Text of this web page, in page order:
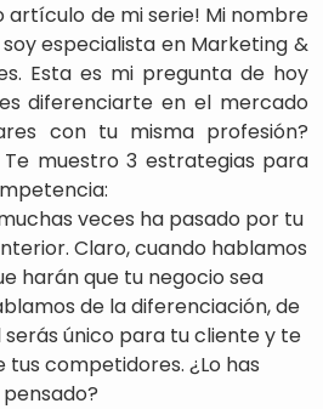
artículo de mi serie! Mi nombre
especialista en Marketing &
Esta es mi pregunta de hoy
diferenciarte en el mercado
con tu misma profesión?
muestro 3 estrategias para
veces ha pasado por tu
Claro, cuando hablamos
harán que tu negocio sea
de la diferenciación, de
único para tu cliente y te
competidores. ¿Lo has
pensado?